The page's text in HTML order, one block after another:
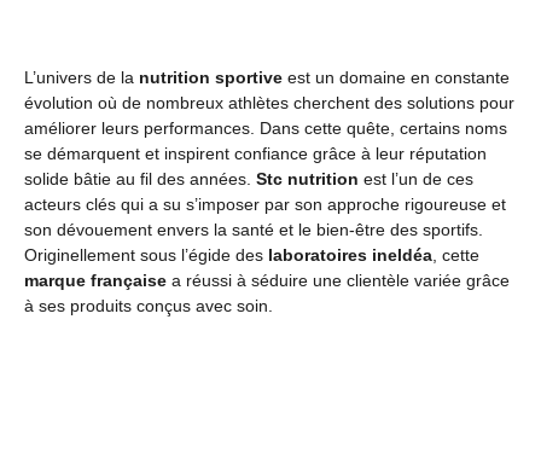
L’univers de la nutrition sportive est un domaine en constante
évolution où de nombreux athlètes cherchent des solutions pour
améliorer leurs performances. Dans cette quête, certains noms
se démarquent et inspirent confiance grâce à leur réputation
solide bâtie au fil des années. Stc nutrition est l’un de ces
acteurs clés qui a su s’imposer par son approche rigoureuse et
son dévouement envers la santé et le bien-être des sportifs.
Originellement sous l’égide des laboratoires ineldéa , cette
marque française a réussi à séduire une clientèle variée grâce
à ses produits conçus avec soin.